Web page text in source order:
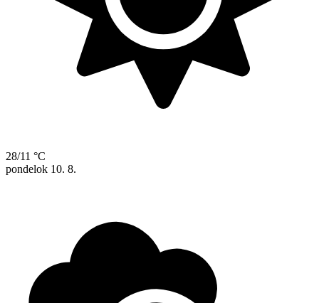
28/11 °C
pondelok 10. 8.